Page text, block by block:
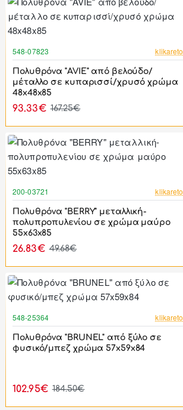
548-07823 klikareto
Πολυθρόνα "AVIE" από βελούδο/
μέταλλο σε κυπαρισσί/χρυσό χρώμα
48x48x85
93.33€ 167.25€
200-03721 klikareto
Πολυθρόνα "BERRY" μεταλλική-
πολυπροπυλενίου σε χρώμα μαύρο
55x63x85
26.83€ 49.68€
548-25364 klikareto
Πολυθρόνα "BRUNEL" από ξύλο σε
φυσικό/μπεζ χρώμα 57x59x84
102.95€ 184.50€